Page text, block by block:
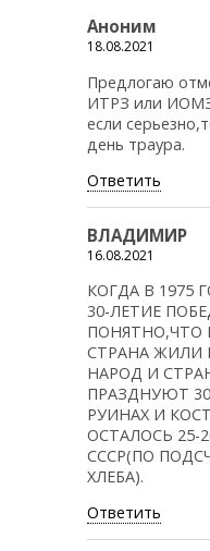
Аноним
18.08.2021
Предлогаю
ИТРЗ или
если
день траура.
Ответить
ВЛАДИМИР
16.08.2021
КОГДА В 1975
30-ЛЕТИЕ
ПОНЯТНО,ЧТО
СТРАНА ЖИЛИ
НАРОД И
ПРАЗДНУЮТ
РУИНАХ И
ОСТАЛОСЬ
СССР(ПО
ХЛЕБА).
Ответить